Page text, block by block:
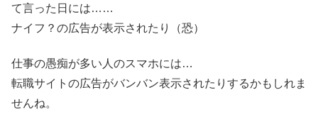
て言った日には……
ナイフ？の広告が表示されたり（恐）
仕事の愚痴が多い人のスマホには…
転職サイトの広告がバンバン表示されたりするかもしれま
せんね。